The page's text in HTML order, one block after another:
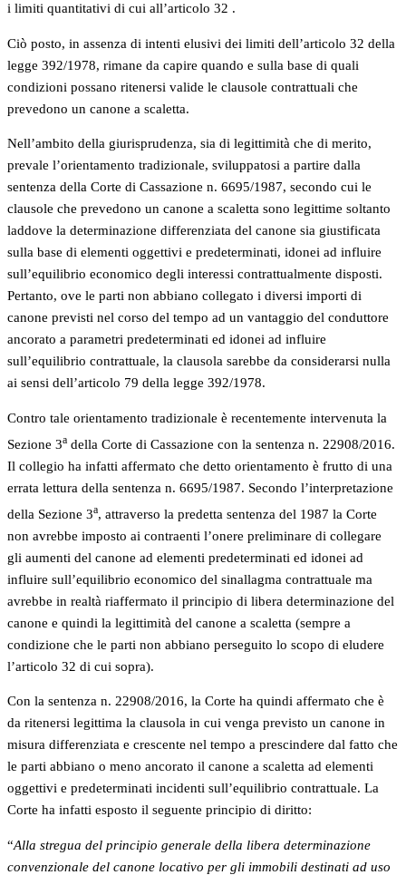
i limiti quantitativi di cui all’articolo 32 .
Ciò posto, in assenza di intenti elusivi dei limiti dell’articolo 32 della
legge 392/1978, rimane da capire quando e sulla base di quali
condizioni possano ritenersi valide le clausole contrattuali che
prevedono un canone a scaletta.
Nell’ambito della giurisprudenza, sia di legittimità che di merito,
prevale l’orientamento tradizionale, sviluppatosi a partire dalla
sentenza della Corte di Cassazione n. 6695/1987, secondo cui le
clausole che prevedono un canone a scaletta sono legittime soltanto
laddove la determinazione differenziata del canone sia giustificata
sulla base di elementi oggettivi e predeterminati, idonei ad influire
sull’equilibrio economico degli interessi contrattualmente disposti.
Pertanto, ove le parti non abbiano collegato i diversi importi di
canone previsti nel corso del tempo ad un vantaggio del conduttore
ancorato a parametri predeterminati ed idonei ad influire
sull’equilibrio contrattuale, la clausola sarebbe da considerarsi nulla
ai sensi dell’articolo 79 della legge 392/1978.
Contro tale orientamento tradizionale è recentemente intervenuta la
Sezione 3a della Corte di Cassazione con la sentenza n. 22908/2016.
Il collegio ha infatti affermato che detto orientamento è frutto di una
errata lettura della sentenza n. 6695/1987. Secondo l’interpretazione
della Sezione 3a, attraverso la predetta sentenza del 1987 la Corte
non avrebbe imposto ai contraenti l’onere preliminare di collegare
gli aumenti del canone ad elementi predeterminati ed idonei ad
influire sull’equilibrio economico del sinallagma contrattuale ma
avrebbe in realtà riaffermato il principio di libera determinazione del
canone e quindi la legittimità del canone a scaletta (sempre a
condizione che le parti non abbiano perseguito lo scopo di eludere
l’articolo 32 di cui sopra).
Con la sentenza n. 22908/2016, la Corte ha quindi affermato che è
da ritenersi legittima la clausola in cui venga previsto un canone in
misura differenziata e crescente nel tempo a prescindere dal fatto che
le parti abbiano o meno ancorato il canone a scaletta ad elementi
oggettivi e predeterminati incidenti sull’equilibrio contrattuale. La
Corte ha infatti esposto il seguente principio di diritto:
“Alla stregua del principio generale della libera determinazione
convenzionale del canone locativo per gli immobili destinati ad uso